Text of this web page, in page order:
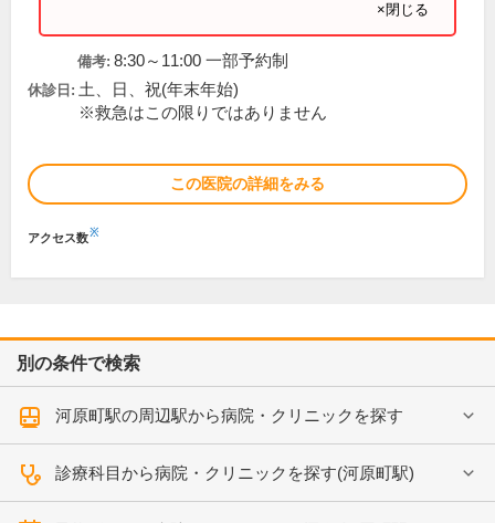
×閉じる
備考: 8:30～11:00 一部予約制
休診日: 土、日、祝(年末年始)
※救急はこの限りではありません
この医院の詳細をみる
アクセス数※
別の条件で検索
河原町駅の周辺駅から病院・クリニックを探す
診療科目から病院・クリニックを探す(河原町駅)